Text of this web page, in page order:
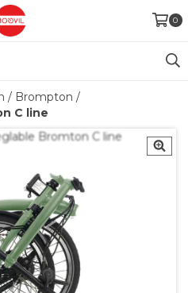
0
/ Brompton /
C line